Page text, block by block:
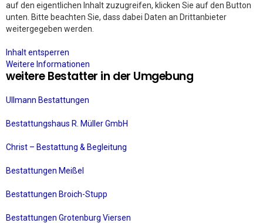
auf den eigentlichen Inhalt zuzugreifen, klicken Sie auf den Button
unten. Bitte beachten Sie, dass dabei Daten an Drittanbieter
weitergegeben werden.
Inhalt entsperren
Weitere Informationen
weitere Bestatter in der Umgebung
Ullmann Bestattungen
Bestattungshaus R. Müller GmbH
Christ – Bestattung & Begleitung
Bestattungen Meißel
Bestattungen Broich-Stupp
Bestattungen Grotenburg Viersen